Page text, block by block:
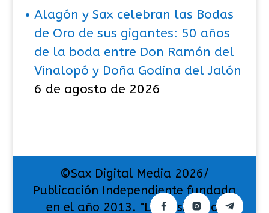
Alagón y Sax celebran las Bodas
de Oro de sus gigantes: 50 años
de la boda entre Don Ramón del
Vinalopó y Doña Godina del Jalón
6 de agosto de 2026
©Sax Digital Media 2026/
Publicación Independiente fundada
en el año 2013. "La pasión por